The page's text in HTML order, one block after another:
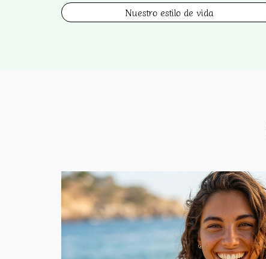
Nuestro estilo de vida